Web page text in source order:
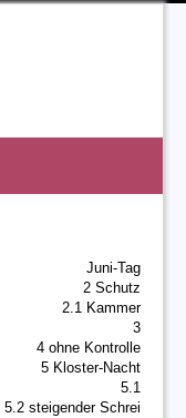
Juni-Tag
2 Schutz
2.1 Kammer
3
4 ohne Kontrolle
5 Kloster-Nacht
5.1
5.2 steigender Schrei